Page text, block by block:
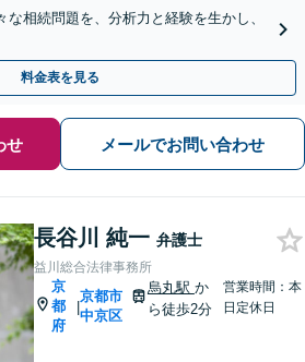
相続問題を、分析力と経験を生かし、
料金表を見る
せ メールでお問い合わせ
長谷川 純一 弁護士
益川総合法律事務所
京
都
府
|
京都市
中京区
烏丸駅 か
ら徒歩2分
営業時間：本
日定休日